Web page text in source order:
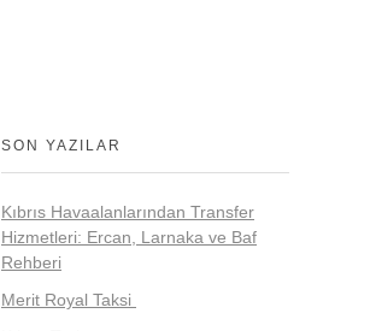
SON YAZILAR
Kıbrıs Havaalanlarından Transfer
Hizmetleri: Ercan, Larnaka ve Baf
Rehberi
Merit Royal Taksi